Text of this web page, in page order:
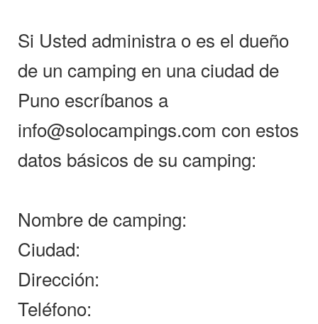
Si Usted administra o es el dueño
de un camping en una ciudad de
Puno escríbanos a
info@solocampings.com con estos
datos básicos de su camping:
Nombre de camping:
Ciudad:
Dirección:
Teléfono: